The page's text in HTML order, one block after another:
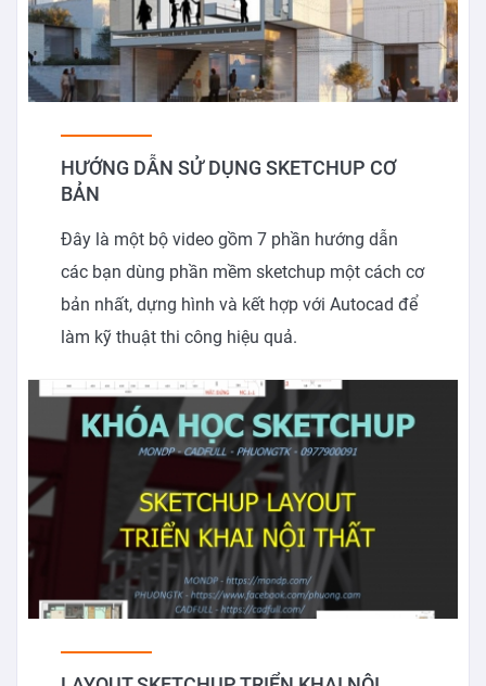
HƯỚNG DẪN SỬ DỤNG SKETCHUP CƠ
BẢN
Đây là một bộ video gồm 7 phần hướng dẫn
các bạn dùng phần mềm sketchup một cách cơ
bản nhất, dựng hình và kết hợp với Autocad để
làm kỹ thuật thi công hiệu quả.